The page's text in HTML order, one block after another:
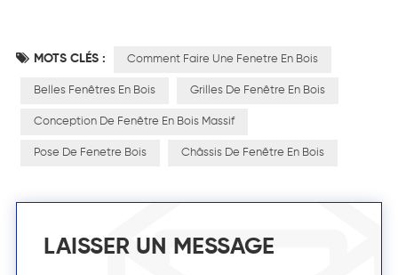
MOTS CLÉS : Comment Faire Une Fenetre En Bois
Belles Fenêtres En Bois Grilles De Fenêtre En Bois
Conception De Fenêtre En Bois Massif
Pose De Fenetre Bois Châssis De Fenêtre En Bois
LAISSER UN MESSAGE